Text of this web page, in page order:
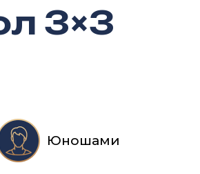
3×3
Юношами